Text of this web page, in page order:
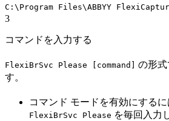
C:\Program Files\ABBYY
3
コマンドを入力する
FlexiBrSvc Please [command] の形式
す。
コマンド モードを有効にする
FlexiBrSvc Please を毎回入力